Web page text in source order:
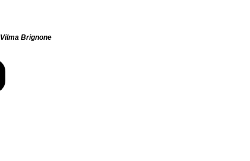
Vilma Brignone